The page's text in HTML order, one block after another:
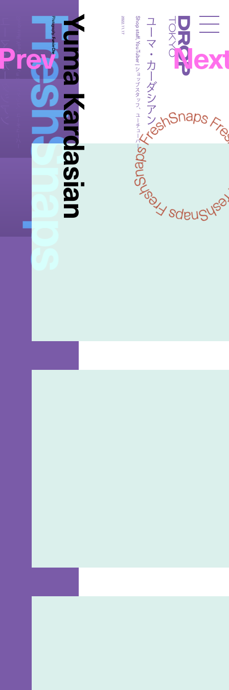
Droptokyo
FreshSnaps
Yuma Kardasian
Photography:
Fumie Chen ユーマ・カーダシアン
Shop staff, YouTuber | ショップスタッフ、ユーチューバー
2022.11.17
シアンShop staff, YouTuber | ショップスタッフ、ユーチューバー